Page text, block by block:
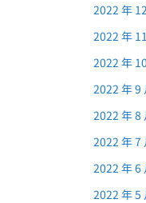
2022 年
2022 年
2022 年
2022 年 9
2022 年 8
2022 年 7
2022 年 6
2022 年 5